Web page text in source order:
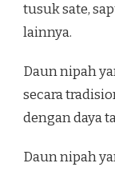
tusuk sate,
lainnya.
Daun nipah
secara
dengan daya
Daun nipah